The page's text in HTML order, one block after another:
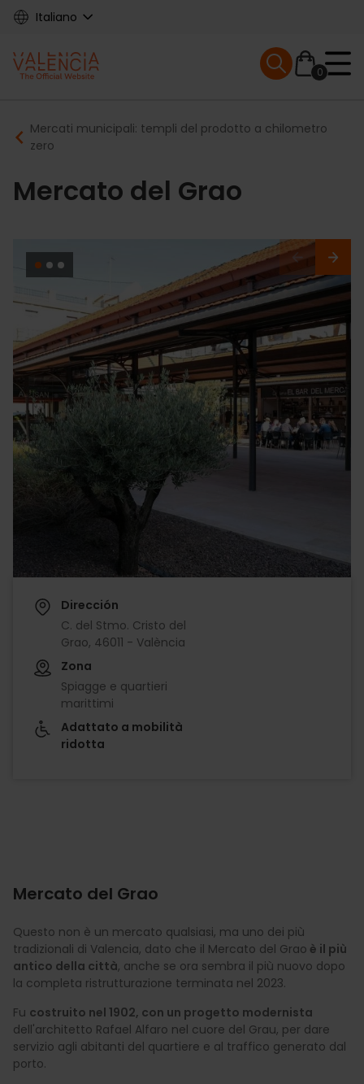
Skip
content
Italiano
Main
navigation
0
Mobile menu
Breadcrumb
Mercati municipali: templi del prodotto a chilometro
zero
Mercato del Grao
Dirección
C. del Stmo. Cristo del
Grao, 46011 - València
Zona
Spiagge e quartieri
marittimi
Adattato a mobilità
ridotta
Mercato del Grao
Questo non è un mercato qualsiasi, ma uno dei più
tradizionali di Valencia, dato che il Mercato del Grao è il più
antico della città, anche se ora sembra il più nuovo dopo
la completa ristrutturazione terminata nel 2023.
Fu costruito nel 1902, con un progetto modernista
dell'architetto Rafael Alfaro nel cuore del Grau, per dare
servizio agli abitanti del quartiere e al traffico generato dal
porto.